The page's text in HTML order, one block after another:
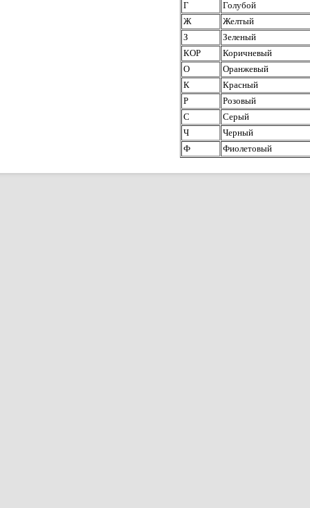
Г
Голубой
Ж
Желтый
З
Зеленый
КОР
Коричневый
О
Оранжевый
К
Красный
Р
Розовый
С
Серый
Ч
Черный
Ф
Фиолетовый